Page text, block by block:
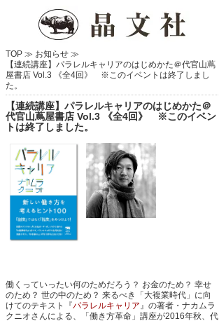
TOP ≫ お知らせ ≫
【連続講座】パラレルキャリアのはじめかた＠代官山蔦
屋書店 Vol.3 《全4回》 ※このイベントは終了しまし
た。
【連続講座】パラレルキャリアのはじめかた＠
代官山蔦屋書店 Vol.3 《全4回》 ※このイベン
トは終了しました。
働くっていったい何のためだろう？ お金のため？ 幸せ
のため？ 世の中のため？ 来るべき「大複業時代」に向
けてのテキスト『パラレルキャリア』の著者・ナカムラ
クニオさんによる、「働き方革命」講座が2016年秋、代